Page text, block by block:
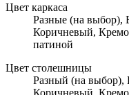
Цвет каркаса
Разные (на
Коричневый,
патиной
Цвет столешницы
Разный (на
Коричневый,